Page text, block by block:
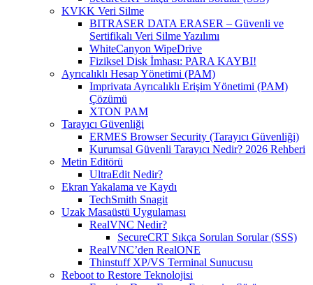
KVKK Veri Silme
BITRASER DATA ERASER – Güvenli ve
Sertifikalı Veri Silme Yazılımı
WhiteCanyon WipeDrive
Fiziksel Disk İmhası: PARA KAYBI!
Ayrıcalıklı Hesap Yönetimi (PAM)
Imprivata Ayrıcalıklı Erişim Yönetimi (PAM)
Çözümü
XTON PAM
Tarayıcı Güvenliği
ERMES Browser Security (Tarayıcı Güvenliği)
Kurumsal Güvenli Tarayıcı Nedir? 2026 Rehberi
Metin Editörü
UltraEdit Nedir?
Ekran Yakalama ve Kaydı
TechSmith Snagit
Uzak Masaüstü Uygulaması
RealVNC Nedir?
SecureCRT Sıkça Sorulan Sorular (SSS)
RealVNC’den RealONE
Thinstuff XP/VS Terminal Sunucusu
Reboot to Restore Teknolojisi